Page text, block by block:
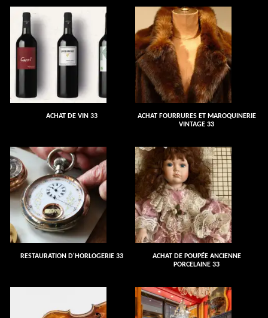
ACHAT DE VIN 33
ACHAT FOURRURES ET MAROQUINERIE
VINTAGE 33
RESTAURATION D'HORLOGERIE 33
ACHAT DE POUPÉE ANCIENNE
PORCELAINE 33